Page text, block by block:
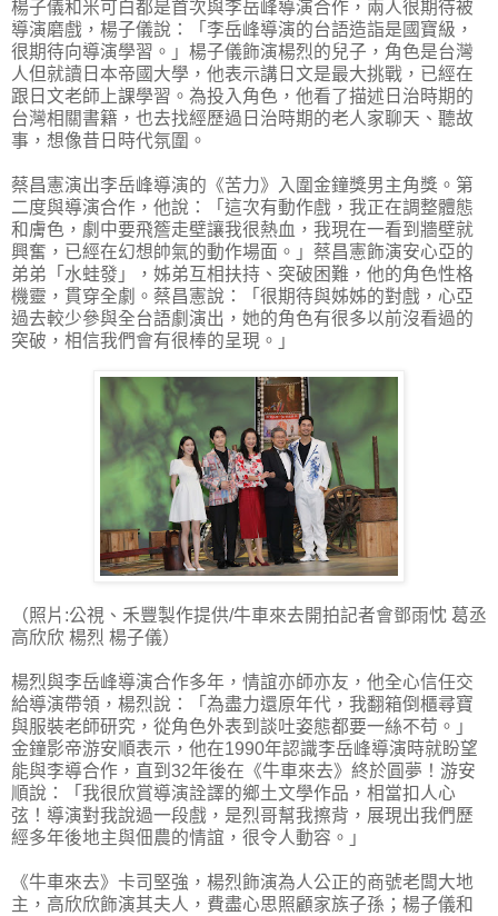
楊子儀和米可白都是首次與李岳峰導演合作，兩人很期待被
導演磨戲，楊子儀說：「李岳峰導演的台語造詣是國寶級，
很期待向導演學習。」楊子儀飾演楊烈的兒子，角色是台灣
人但就讀日本帝國大學，他表示講日文是最大挑戰，已經在
跟日文老師上課學習。為投入角色，他看了描述日治時期的
台灣相關書籍，也去找經歷過日治時期的老人家聊天、聽故
事，想像昔日時代氛圍。
蔡昌憲演出李岳峰導演的《苦力》入圍金鐘獎男主角獎。第
二度與導演合作，他說：「這次有動作戲，我正在調整體態
和膚色，劇中要飛簷走壁讓我很熱血，我現在一看到牆壁就
興奮，已經在幻想帥氣的動作場面。」蔡昌憲飾演安心亞的
弟弟「水蛙發」，姊弟互相扶持、突破困難，他的角色性格
機靈，貫穿全劇。蔡昌憲說：「很期待與姊姊的對戲，心亞
過去較少參與全台語劇演出，她的角色有很多以前沒看過的
突破，相信我們會有很棒的呈現。」
（照片:公視、禾豐製作提供/牛車來去開拍記者會鄧雨忱 葛丞
高欣欣 楊烈 楊子儀）
楊烈與李岳峰導演合作多年，情誼亦師亦友，他全心信任交
給導演帶領，楊烈說：「為盡力還原年代，我翻箱倒櫃尋寶
與服裝老師研究，從角色外表到談吐姿態都要一絲不苟。」
金鐘影帝游安順表示，他在1990年認識李岳峰導演時就盼望
能與李導合作，直到32年後在《牛車來去》終於圓夢！游安
順說：「我很欣賞導演詮譯的鄉土文學作品，相當扣人心
弦！導演對我說過一段戲，是烈哥幫我擦背，展現出我們歷
經多年後地主與佃農的情誼，很令人動容。」
《牛車來去》卡司堅強，楊烈飾演為人公正的商號老闆大地
主，高欣欣飾演其夫人，費盡心思照顧家族子孫；楊子儀和